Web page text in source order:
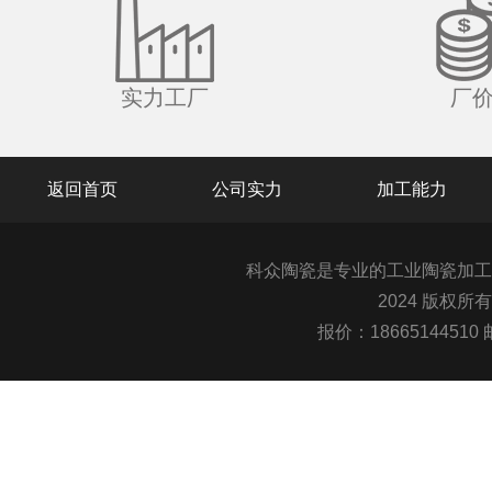
实力工厂 厂
返回首页 公司实力 加工能力
科众陶瓷是专业的工业陶瓷加
2024 版权所
报价：18665144510